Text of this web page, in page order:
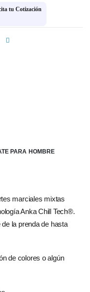
tu Cotización
PARA HOMBRE
marciales mixtas
Anka Chill Tech®.
de la prenda de hasta
de colores o algún